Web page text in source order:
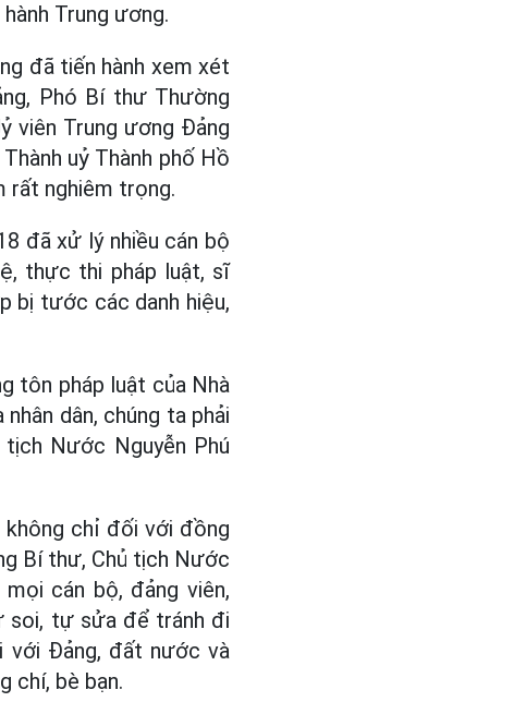
Trung ương.
đã tiến hành xem xét
Phó Bí thư Thường
viên Trung ương Đảng
uỷ Thành phố Hồ
rất nghiêm trọng.
đã xử lý nhiều cán bộ
thực thi pháp luật, sĩ
bị tước các danh hiệu,
tôn pháp luật của Nhà
dân, chúng ta phải
Nước Nguyễn Phú
không chỉ đối với đồng
Bí thư, Chủ tịch Nước
cán bộ, đảng viên,
soi, tự sửa để tránh đi
với Đảng, đất nước và
chí, bè bạn.